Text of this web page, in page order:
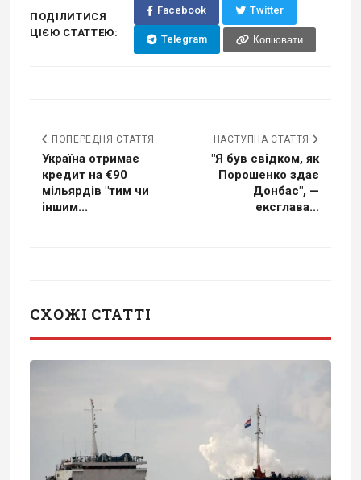
ПОДІЛИТИСЯ
ЦІЄЮ СТАТТЕЮ:
Facebook Twitter
Telegram Копіювати
ПОПЕРЕДНЯ СТАТТЯ
Україна отримає
кредит на €90
мільярдів "тим чи
іншим...
НАСТУПНА СТАТТЯ
"Я був свідком, як
Порошенко здає
Донбас", —
ексглава...
СХОЖІ СТАТТІ